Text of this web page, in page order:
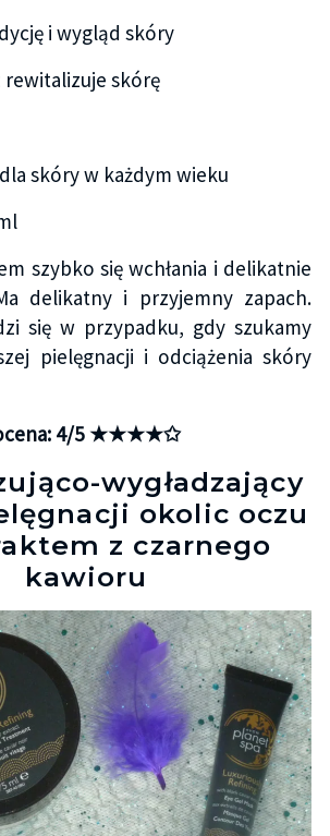
i wygląd skóry
rewitalizuje skórę
skóry w każdym wieku
szybko się wchłania i delikatnie
delikatny i przyjemny zapach.
się w przypadku, gdy szukamy
pielęgnacji i odciążenia skóry
4/5 ★★★★✩
wygładzający
okolic oczu
z czarnego
kawioru